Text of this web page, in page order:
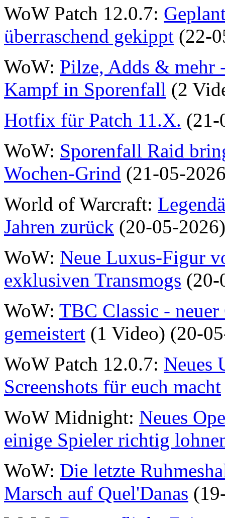
WoW Patch 12.0.7:
überraschend gekippt (22-
WoW: Pilze, Adds & mehr
Kampf in Sporenfall (2
Hotfix für Patch 11.X. (21-
WoW: Sporenfall Raid
Wochen-Grind (21-05-
World of Warcraft:
Jahren zurück (20-05-2026)
WoW: Neue Luxus-Figur
exklusiven Transmogs (20-
WoW: TBC Classic -
gemeistert (1 Video) (20-
WoW Patch 12.0.7: Neues
Screenshots für euch macht
WoW Midnight: Neues
einige Spieler richtig
WoW: Die letzte
Marsch auf Quel'Danas